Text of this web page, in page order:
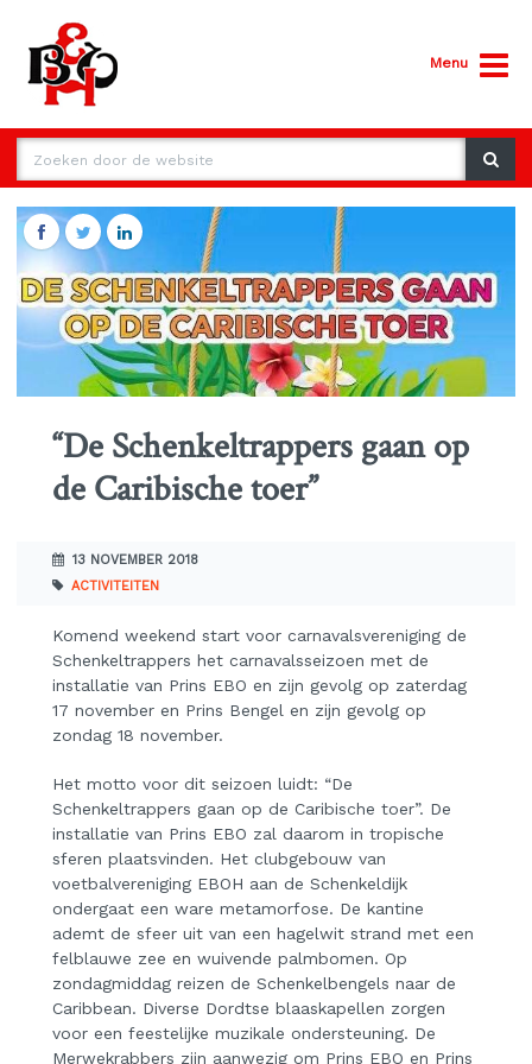
Menu
“De Schenkeltrappers gaan op
de Caribische toer”
13 NOVEMBER 2018
ACTIVITEITEN
Komend weekend start voor carnavalsvereniging de
Schenkeltrappers het carnavalsseizoen met de
installatie van Prins EBO en zijn gevolg op zaterdag
17 november en Prins Bengel en zijn gevolg op
zondag 18 november.
Het motto voor dit seizoen luidt: “De
Schenkeltrappers gaan op de Caribische toer”. De
installatie van Prins EBO zal daarom in tropische
sferen plaatsvinden. Het clubgebouw van
voetbalvereniging EBOH aan de Schenkeldijk
ondergaat een ware metamorfose. De kantine
ademt de sfeer uit van een hagelwit strand met een
felblauwe zee en wuivende palmbomen. Op
zondagmiddag reizen de Schenkelbengels naar de
Caribbean. Diverse Dordtse blaaskapellen zorgen
voor een feestelijke muzikale ondersteuning. De
Merwekrabbers zijn aanwezig om Prins EBO en Prins